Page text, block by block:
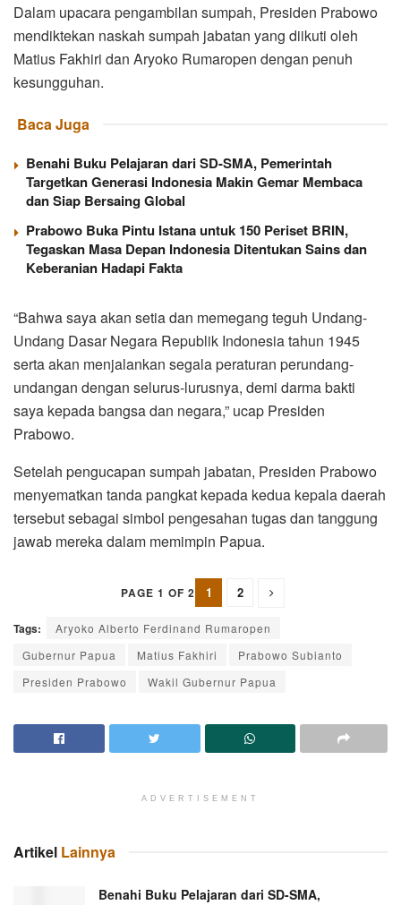
Dalam upacara pengambilan sumpah, Presiden Prabowo
mendiktekan naskah sumpah jabatan yang diikuti oleh
Matius Fakhiri dan Aryoko Rumaropen dengan penuh
kesungguhan.
Baca Juga
Benahi Buku Pelajaran dari SD-SMA, Pemerintah
Targetkan Generasi Indonesia Makin Gemar Membaca
dan Siap Bersaing Global
Prabowo Buka Pintu Istana untuk 150 Periset BRIN,
Tegaskan Masa Depan Indonesia Ditentukan Sains dan
Keberanian Hadapi Fakta
“Bahwa saya akan setia dan memegang teguh Undang-
Undang Dasar Negara Republik Indonesia tahun 1945
serta akan menjalankan segala peraturan perundang-
undangan dengan selurus-lurusnya, demi darma bakti
saya kepada bangsa dan negara,” ucap Presiden
Prabowo.
Setelah pengucapan sumpah jabatan, Presiden Prabowo
menyematkan tanda pangkat kepada kedua kepala daerah
tersebut sebagai simbol pengesahan tugas dan tanggung
jawab mereka dalam memimpin Papua.
PAGE 1 OF 2 1 2
Tags:
Aryoko Alberto Ferdinand Rumaropen
Gubernur Papua
Matius Fakhiri
Prabowo Subianto
Presiden Prabowo
Wakil Gubernur Papua
ADVERTISEMENT
Artikel Lainnya
Benahi Buku Pelajaran dari SD-SMA,